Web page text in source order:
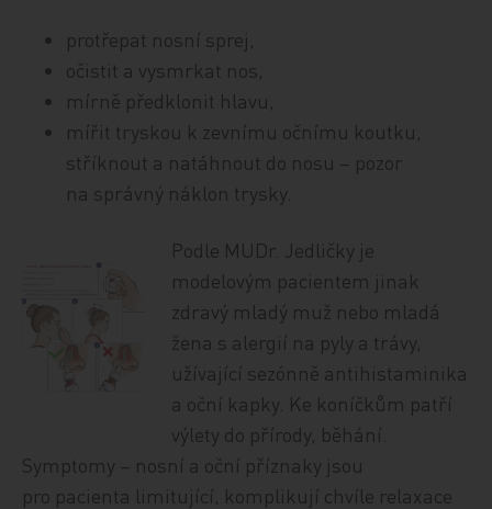
protřepat nosní sprej,
očistit a vysmrkat nos,
mírně předklonit hlavu,
mířit tryskou k zevnímu očnímu koutku,
stříknout a na­táh­nout do nosu – pozor
na správný náklon trysky.
Podle MUDr. Jedličky je
modelovým pacientem jinak
zdravý mladý muž nebo mladá
žena s alergií na pyly a trávy,
užívající sezónně antihistaminika
a oční kapky. Ke koníčkům patří
výlety do přírody, běhání.
Symptomy – nosní a oční příznaky jsou
pro pacienta limitující, komplikují chvíle relaxace